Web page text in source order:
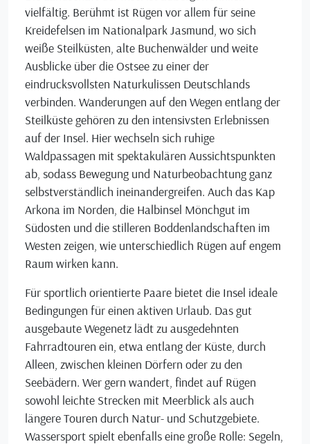
vielfältig. Berühmt ist Rügen vor allem für seine
Kreidefelsen im Nationalpark Jasmund, wo sich
weiße Steilküsten, alte Buchenwälder und weite
Ausblicke über die Ostsee zu einer der
eindrucksvollsten Naturkulissen Deutschlands
verbinden. Wanderungen auf den Wegen entlang der
Steilküste gehören zu den intensivsten Erlebnissen
auf der Insel. Hier wechseln sich ruhige
Waldpassagen mit spektakulären Aussichtspunkten
ab, sodass Bewegung und Naturbeobachtung ganz
selbstverständlich ineinandergreifen. Auch das Kap
Arkona im Norden, die Halbinsel Mönchgut im
Südosten und die stilleren Boddenlandschaften im
Westen zeigen, wie unterschiedlich Rügen auf engem
Raum wirken kann.
Für sportlich orientierte Paare bietet die Insel ideale
Bedingungen für einen aktiven Urlaub. Das gut
ausgebaute Wegenetz lädt zu ausgedehnten
Fahrradtouren ein, etwa entlang der Küste, durch
Alleen, zwischen kleinen Dörfern oder zu den
Seebädern. Wer gern wandert, findet auf Rügen
sowohl leichte Strecken mit Meerblick als auch
längere Touren durch Natur- und Schutzgebiete.
Wassersport spielt ebenfalls eine große Rolle: Segeln,